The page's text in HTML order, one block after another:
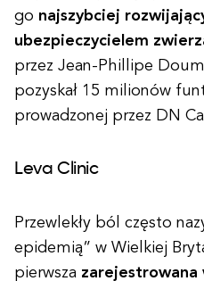
go najszybciej
ubezpieczycielem
przez Jean-Phillipe
pozyskał 15 milionów
prowadzonej przez DN
Leva Clinic
Przewlekły ból często
epidemią” w Wielkiej
pierwsza zarejestrowana